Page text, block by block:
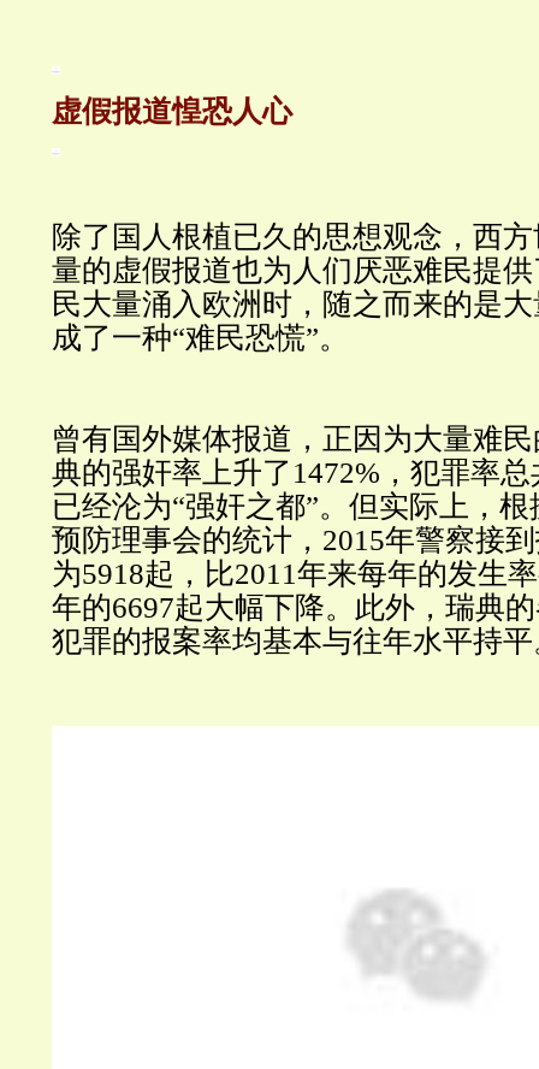
虚假报道惶恐人心
除了国人根植已久的思想观念，西
量的虚假报道也为人们厌恶难民提供
民大量涌入欧洲时，随之而来的是
成了一种“难民恐慌”。
曾有国外媒体报道，正因为大量难
典的强奸率上升了1472%，犯罪率
已经沦为“强奸之都”。但实际上，
预防理事会的统计，2015年警察接
为5918起，比2011年来每年的发生
年的6697起大幅下降。此外，瑞典
犯罪的报案率均基本与往年水平持